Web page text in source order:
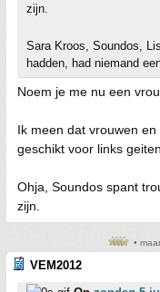
zijn.
Sara Kroos, Soundos,
hadden, had niemand
Noem je me nu een
Ik meen dat vrouwen
geschikt voor links
Ohja, Soundos spant
zijn.
•
VEM2012